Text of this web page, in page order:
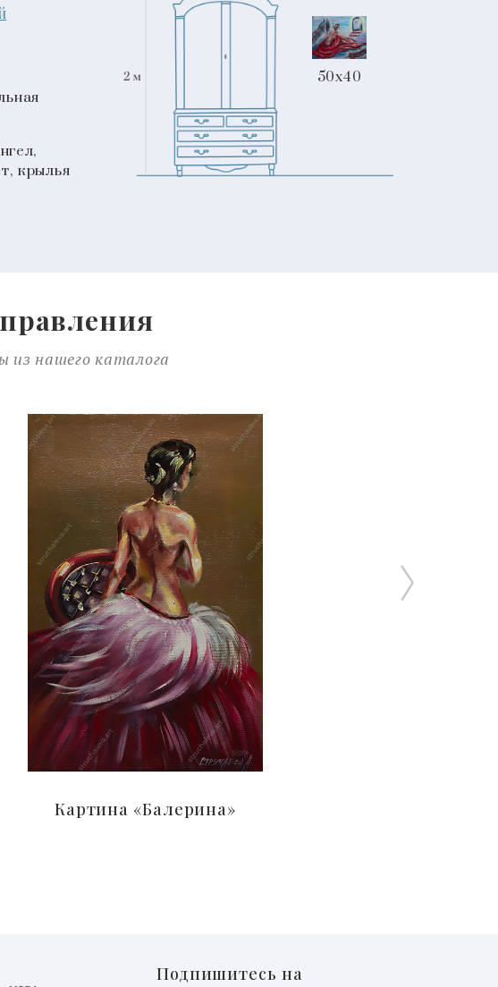
крылья
50x40
нашего каталога
Картина «Балерина»
Подпишитесь на